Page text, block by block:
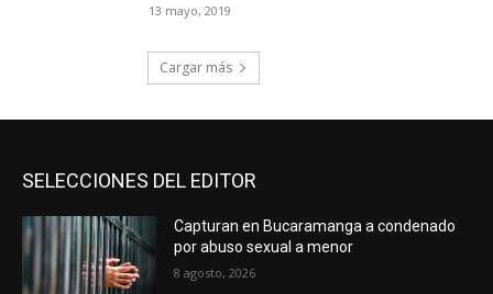
13 mayo, 2019
Cargar más
SELECCIONES DEL EDITOR
Capturan en Bucaramanga a condenado
por abuso sexual a menor
8 agosto, 2026